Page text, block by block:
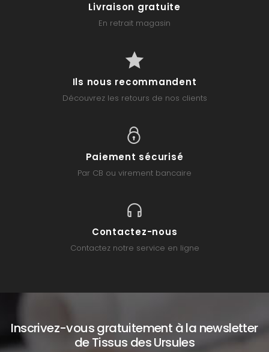
Livraison gratuite
En retrait magasin
Ils nous recommandent
Découvrez les retours de nos clients
Paiement sécurisé
Par CB ou virement bancaire
Contactez-nous
Contactez notre service en ligne
Inscrivez-vous gratuitement à la newsletter
de Tissus des Ursules